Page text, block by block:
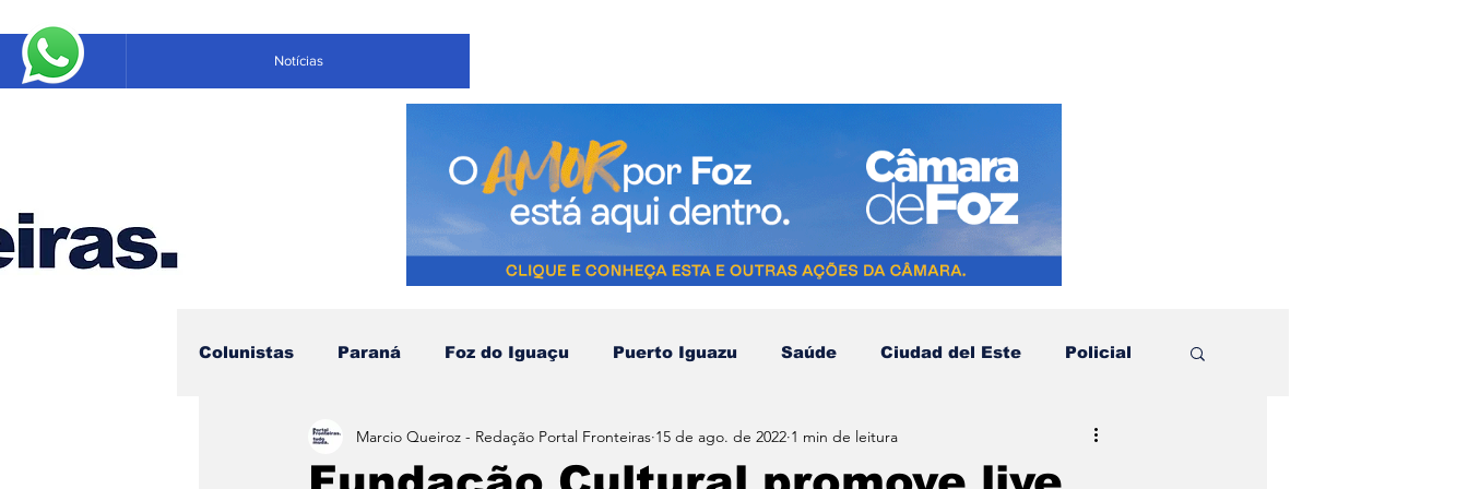
Notícias
Colunistas Paraná Foz do Iguaçu Puerto Iguazu Saúde Ciudad del Este Policial
Educação Negócios Compras no Paraguai Esporte Turismo Política
Marcio Queiroz - Redação Portal Fronteiras 15 de ago. de 2022 1 min de leitura